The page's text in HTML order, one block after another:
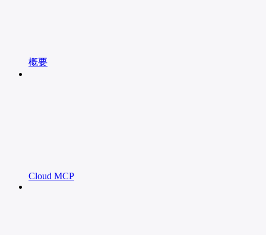
概要
Cloud MCP